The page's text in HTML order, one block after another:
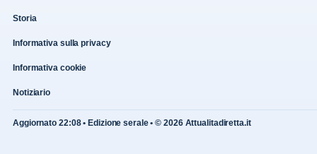
Storia
Informativa sulla privacy
Informativa cookie
Notiziario
Aggiornato 22:08 • Edizione serale • © 2026 Attualitadiretta.it